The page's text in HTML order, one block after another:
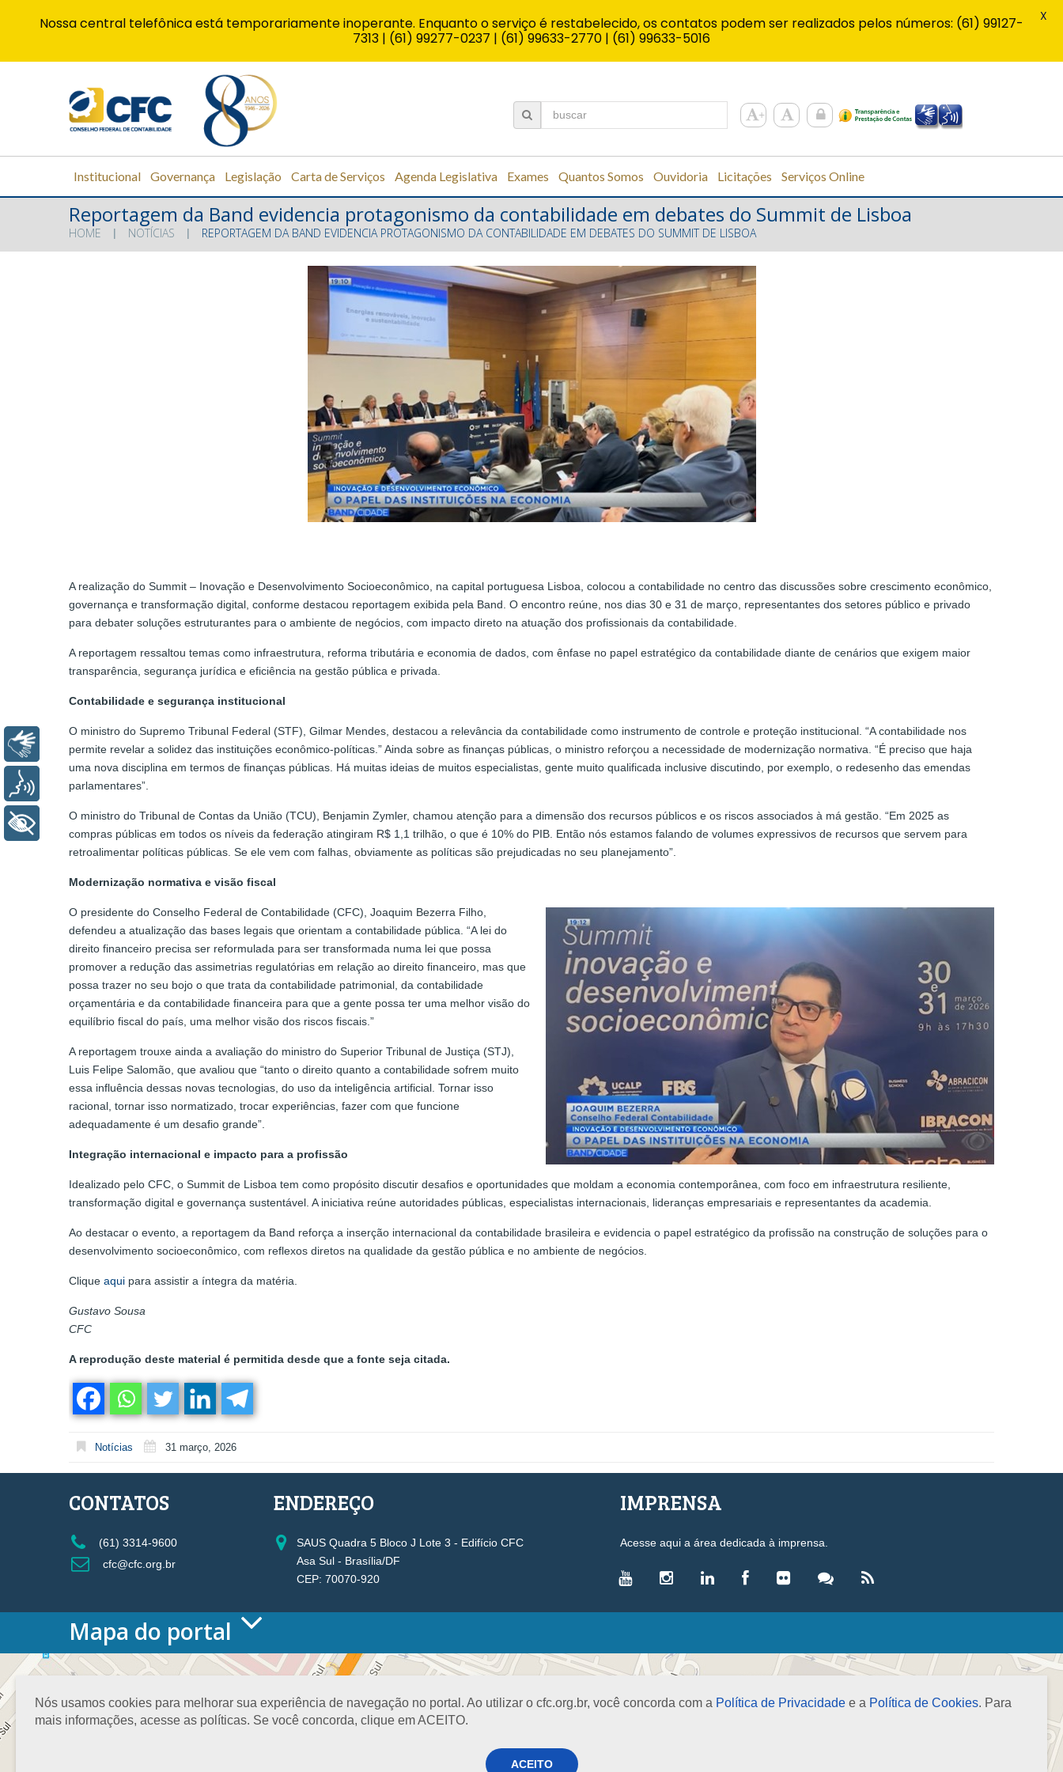
Institucional Governança Legislação Carta de Serviços Agenda Legislativa Exames Quantos Somos Ouvidoria Licitações Serviços Online
Reportagem da Band evidencia protagonismo da contabilidade em debates do Summit de Lisboa
HOME NOTÍCIAS REPORTAGEM DA BAND EVIDENCIA PROTAGONISMO DA CONTABILIDADE EM DEBATES DO SUMMIT DE LISBOA
A realização do Summit – Inovação e Desenvolvimento Socioeconômico, na capital portuguesa Lisboa, colocou a contabilidade no centro das discussões sobre crescimento econômico,
governança e transformação digital, conforme destacou reportagem exibida pela Band. O encontro reúne, nos dias 30 e 31 de março, representantes dos setores público e privado
para debater soluções estruturantes para o ambiente de negócios, com impacto direto na atuação dos profissionais da contabilidade.
A reportagem ressaltou temas como infraestrutura, reforma tributária e economia de dados, com ênfase no papel estratégico da contabilidade diante de cenários que exigem maior
transparência, segurança jurídica e eficiência na gestão pública e privada.
Contabilidade e segurança institucional
O ministro do Supremo Tribunal Federal (STF), Gilmar Mendes, destacou a relevância da contabilidade como instrumento de controle e proteção institucional. “A contabilidade nos
permite revelar a solidez das instituições econômico-políticas.” Ainda sobre as finanças públicas, o ministro reforçou a necessidade de modernização normativa. “É preciso que haja
uma nova disciplina em termos de finanças públicas. Há muitas ideias de muitos especialistas, gente muito qualificada inclusive discutindo, por exemplo, o redesenho das emendas
parlamentares”.
O ministro do Tribunal de Contas da União (TCU), Benjamin Zymler, chamou atenção para a dimensão dos recursos públicos e os riscos associados à má gestão. “Em 2025 as
compras públicas em todos os níveis da federação atingiram R$ 1,1 trilhão, o que é 10% do PIB. Então nós estamos falando de volumes expressivos de recursos que servem para
retroalimentar políticas públicas. Se ele vem com falhas, obviamente as políticas são prejudicadas no seu planejamento”.
Modernização normativa e visão fiscal
O presidente do Conselho Federal de Contabilidade (CFC), Joaquim Bezerra Filho,
defendeu a atualização das bases legais que orientam a contabilidade pública. “A lei do
direito financeiro precisa ser reformulada para ser transformada numa lei que possa
promover a redução das assimetrias regulatórias em relação ao direito financeiro, mas que
possa trazer no seu bojo o que trata da contabilidade patrimonial, da contabilidade
orçamentária e da contabilidade financeira para que a gente possa ter uma melhor visão do
equilíbrio fiscal do país, uma melhor visão dos riscos fiscais.”
A reportagem trouxe ainda a avaliação do ministro do Superior Tribunal de Justiça (STJ),
Luis Felipe Salomão, que avaliou que “tanto o direito quanto a contabilidade sofrem muito
essa influência dessas novas tecnologias, do uso da inteligência artificial. Tornar isso
racional, tornar isso normatizado, trocar experiências, fazer com que funcione
adequadamente é um desafio grande”.
Integração internacional e impacto para a profissão
Idealizado pelo CFC, o Summit de Lisboa tem como propósito discutir desafios e oportunidades que moldam a economia contemporânea, com foco em infraestrutura resiliente,
transformação digital e governança sustentável. A iniciativa reúne autoridades públicas, especialistas internacionais, lideranças empresariais e representantes da academia.
Ao destacar o evento, a reportagem da Band reforça a inserção internacional da contabilidade brasileira e evidencia o papel estratégico da profissão na construção de soluções para o
desenvolvimento socioeconômico, com reflexos diretos na qualidade da gestão pública e no ambiente de negócios.
Clique aqui para assistir a íntegra da matéria.
Gustavo Sousa
CFC
A reprodução deste material é permitida desde que a fonte seja citada.
Notícias 31 março, 2026
Nós usamos cookies para melhorar sua experiência de navegação no portal. Ao utilizar o cfc.org.br, você concorda com a Política de Privacidade e a Política de Cookies. Para
mais informações, acesse as políticas. Se você concorda, clique em ACEITO.
ACEITO
CONTATOS
(61) 3314-9600
cfc@cfc.org.br
ENDEREÇO
SAUS Quadra 5 Bloco J Lote 3 - Edifício CFC
Asa Sul - Brasília/DF
CEP: 70070-920
IMPRENSA
Acesse aqui a área dedicada à imprensa.
Mapa do portal
HOME
O CONSELHO
Conselho Diretor
Nossa Sede
Planejamento
VICE-PRESIDÊNCIAS
Administrativa
Controle Interno
Desenvolvimento Profissional
Fiscalização, Ética e Disciplina
LEGISLAÇÃO
Leis
Decretos-Lei
Nossa central telefônica está temporariamente inoperante. Enquanto o serviço é restabelecido, os contatos podem ser realizados pelos números: (61) 99127-
7313 | (61) 99277-0237 | (61) 99633-2770 | (61) 99633-5016
X
Voz
+ Acessibilidade